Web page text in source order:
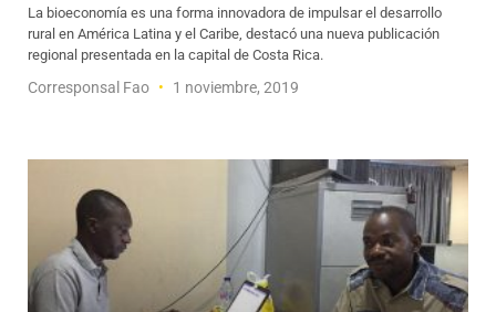
La bioeconomía es una forma innovadora de impulsar el desarrollo
rural en América Latina y el Caribe, destacó una nueva publicación
regional presentada en la capital de Costa Rica.
Corresponsal Fao 1 noviembre, 2019